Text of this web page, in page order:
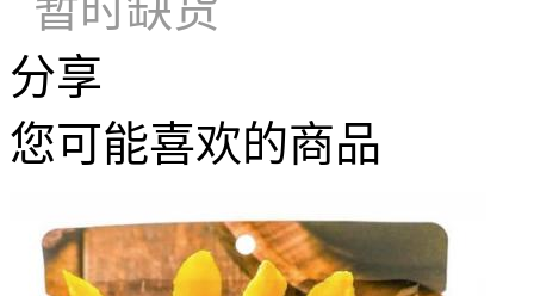
分享
您可能喜欢的商品